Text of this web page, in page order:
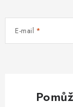
E-mail